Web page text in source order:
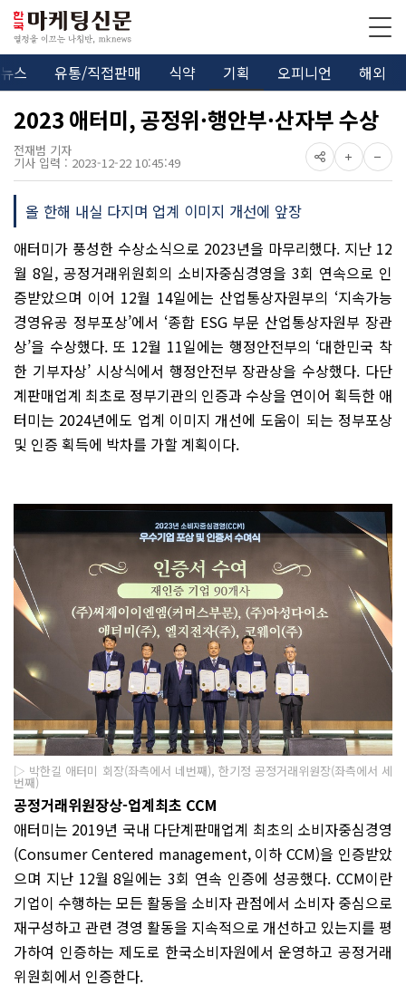
뉴스 유통/직접판매 식약 기획 오피니언 해외
2023 애터미, 공정위·행안부·산자부 수상
전재범 기자
기사 입력 : 2023-12-22 10:45:49
올 한해 내실 다지며 업계 이미지 개선에 앞장
애터미가 풍성한 수상소식으로 2023년을 마무리했다. 지난 12
월 8일, 공정거래위원회의 소비자중심경영을 3회 연속으로 인
증받았으며 이어 12월 14일에는 산업통상자원부의 ‘지속가능
경영유공 정부포상’에서 ‘종합 ESG 부문 산업통상자원부 장관
상’을 수상했다. 또 12월 11일에는 행정안전부의 ‘대한민국 착
한 기부자상’ 시상식에서 행정안전부 장관상을 수상했다. 다단
계판매업계 최초로 정부기관의 인증과 수상을 연이어 획득한 애
터미는 2024년에도 업계 이미지 개선에 도움이 되는 정부포상
및 인증 획득에 박차를 가할 계획이다.
▷ 박한길 애터미 회장(좌측에서 네번째), 한기정 공정거래위원장(좌측에서 세
번째)
공정거래위원장상-업계최초 CCM
애터미는 2019년 국내 다단계판매업계 최초의 소비자중심경영
(Consumer Centered management, 이하 CCM)을 인증받았
으며 지난 12월 8일에는 3회 연속 인증에 성공했다. CCM이란
기업이 수행하는 모든 활동을 소비자 관점에서 소비자 중심으로
재구성하고 관련 경영 활동을 지속적으로 개선하고 있는지를 평
가하여 인증하는 제도로 한국소비자원에서 운영하고 공정거래
위원회에서 인증한다.